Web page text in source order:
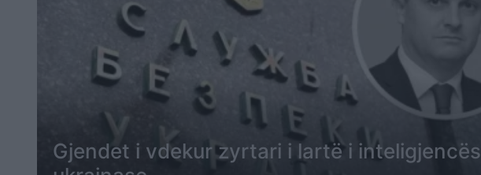
Gjendet i vdekur zyrtari i lartë i inteligjencës